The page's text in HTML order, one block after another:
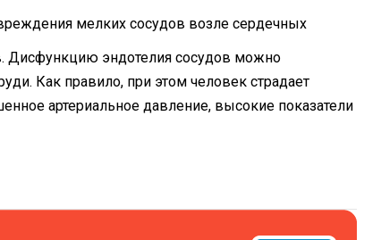
мелких сосудов возле сердечных
Дисфункцию эндотелия сосудов можно
Как правило, при этом человек страдает
артериальное давление, высокие показатели